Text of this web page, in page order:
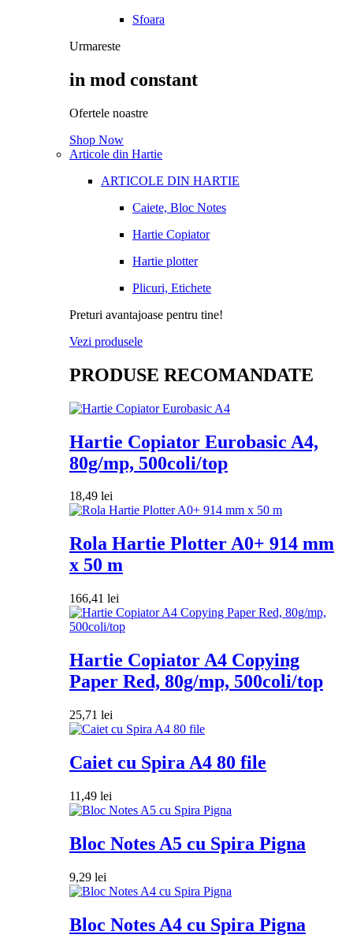
Sfoara
Urmareste
in mod constant
Ofertele noastre
Shop Now
Articole din Hartie
ARTICOLE DIN HARTIE
Caiete, Bloc Notes
Hartie Copiator
Hartie plotter
Plicuri, Etichete
Preturi avantajoase pentru tine!
Vezi produsele
PRODUSE RECOMANDATE
Hartie Copiator Eurobasic A4,
80g/mp, 500coli/top
18,49 lei
Rola Hartie Plotter A0+ 914 mm
x 50 m
166,41 lei
Hartie Copiator A4 Copying
Paper Red, 80g/mp, 500coli/top
25,71 lei
Caiet cu Spira A4 80 file
11,49 lei
Bloc Notes A5 cu Spira Pigna
9,29 lei
Bloc Notes A4 cu Spira Pigna